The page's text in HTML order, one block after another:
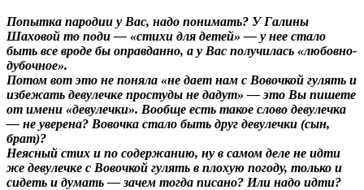
Попытка пародии у Вас, надо понимать? У Галины
Шаховой то поди — «стихи для детей» — у нее стало
быть все вроде бы оправданно, а у Вас получилась «любовно-
дубочное».
Потом вот это не поняла «не дает нам с Вовочкой гулять и
избежать девулечке простуды не дадут» — это Вы пишете
от имени «девулечки». Вообще есть такое слово девулечка
— не уверена? Вовочка стало быть друг девулечки (сын,
брат)?
Неясный стих и по содержанию, ну в самом деле не идти
же девулечке с Вовочкой гулять в плохую погоду, только и
сидеть и думать — зачем тогда писано? Или надо идти?